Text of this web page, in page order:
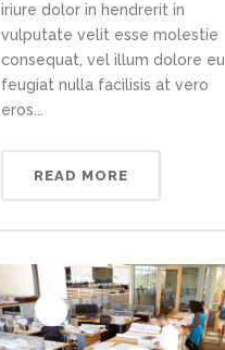
iriure dolor in hendrerit in
vulputate velit esse molestie
consequat, vel illum dolore eu
feugiat nulla facilisis at vero
eros...
READ MORE